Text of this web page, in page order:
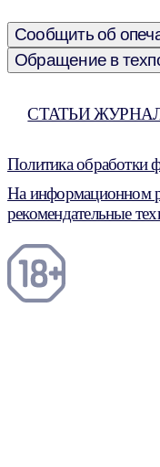
Сообщить об
Обращение в
СТАТЬИ
Политика обработки
На информационном
рекомендательные